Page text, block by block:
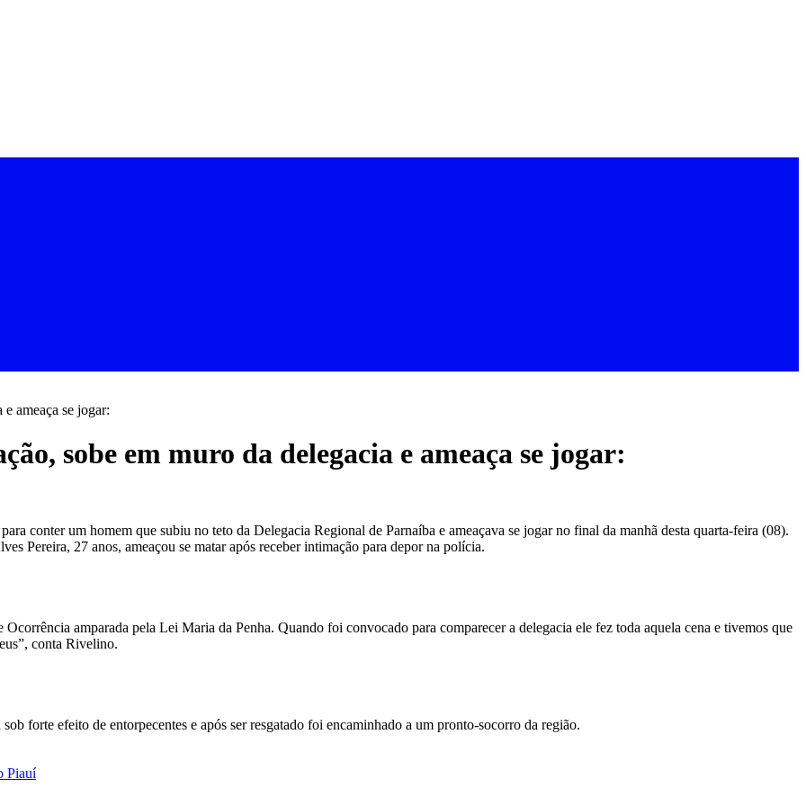
ameaça se jogar:
sobe em muro da delegacia e ameaça se jogar:
conter um homem que subiu no teto da Delegacia Regional de Parnaíba e ameaçava se jogar no final da manhã desta quarta-feira (08).
Pereira, 27 anos, ameaçou se matar após receber intimação para depor na polícia.
amparada pela Lei Maria da Penha. Quando foi convocado para comparecer a delegacia ele fez toda aquela cena e tivemos que
conta Rivelino.
forte efeito de entorpecentes e após ser resgatado foi encaminhado a um pronto-socorro da região.
Piauí